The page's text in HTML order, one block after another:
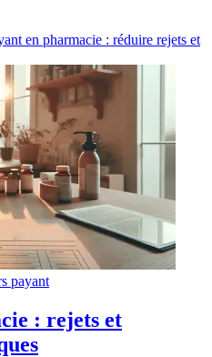
en pharmacie : réduire rejets et
payant
: rejets et